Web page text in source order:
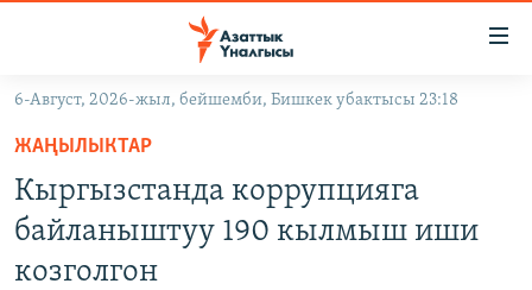
Навигацияга
өтүңүз
Издөөгө
салыңызКЫРГЫЗСТАН
ДҮЙНӨ
6-Август, 2026-жыл, бейшемби, Бишкек убактысы 23:18
ЖАҢЫЛЫКТАР
Кыргызстанда коррупцияга
байланыштуу 190 кылмыш иши
козголгон